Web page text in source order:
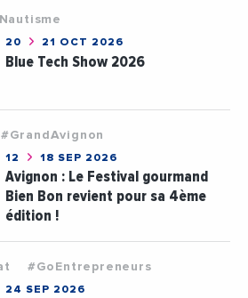
20 21 OCT 2026
Blue Tech Show 2026
#GrandAvignon
12 18 SEP 2026
Avignon : Le Festival gourmand
Bien Bon revient pour sa 4ème
édition !
#GoEntrepreneurs
24 SEP 2026